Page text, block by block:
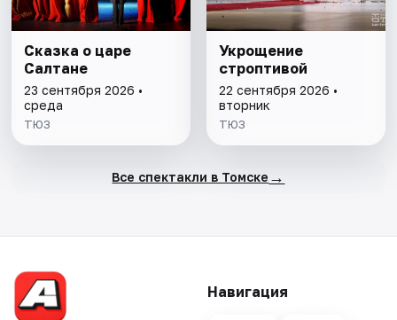
Сказка о царе
Салтане
23 сентября 2026 •
среда
ТЮЗ
Укрощение
строптивой
22 сентября 2026 •
вторник
ТЮЗ
Все спектакли в Томске →
Навигация